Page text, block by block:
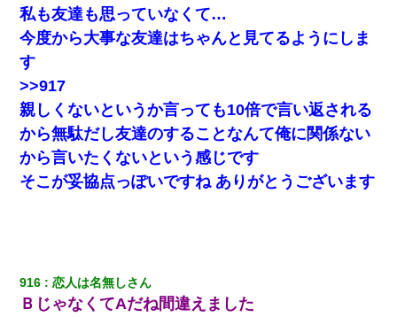
私も友達も思っていなくて…
今度から大事な友達はちゃんと見てるようにしま
す
>>917
親しくないというか言っても10倍で言い返される
から無駄だし友達のすることなんて俺に関係ない
から言いたくないという感じです
そこが妥協点っぽいですね ありがとうございます
916 恋人は名無しさん
ＢじゃなくてAだね間違えました